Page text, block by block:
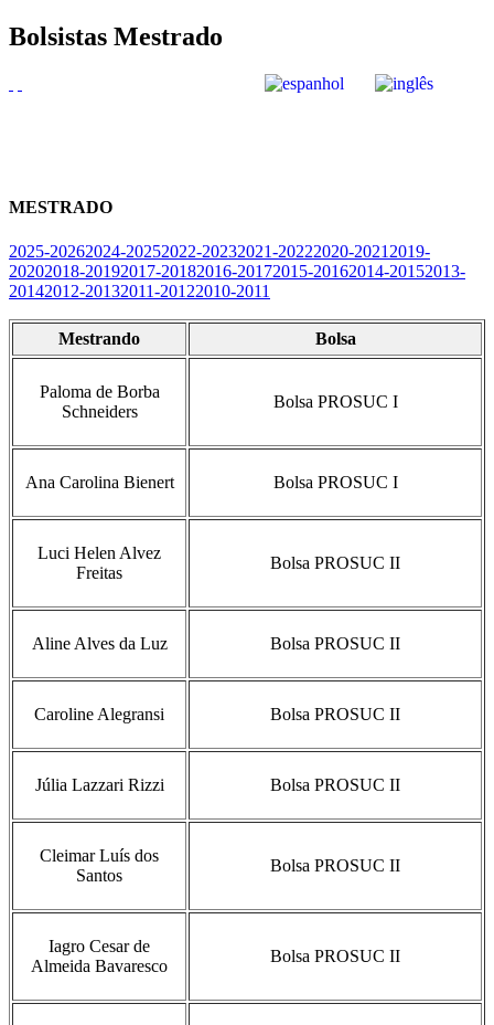
Bolsistas Mestrado
MESTRADO
2025-20262024-20252022-20232021-20222020-2021 2019-
20202018-20192017-20182016-20172015-20162014-20152013-
20142012-20132011-20122010-2011
Mestrando Bolsa
Paloma de Borba
Schneiders
Bolsa PROSUC I
Ana Carolina Bienert Bolsa PROSUC I
Luci Helen Alvez
Freitas
Bolsa PROSUC II
Aline Alves da Luz Bolsa PROSUC II
Caroline Alegransi Bolsa PROSUC II
Júlia Lazzari Rizzi Bolsa PROSUC II
Cleimar Luís dos
Santos
Bolsa PROSUC II
Iagro Cesar de
Almeida Bavaresco
Bolsa PROSUC II